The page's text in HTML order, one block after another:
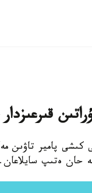
حان ەتىپ سايلاعان.